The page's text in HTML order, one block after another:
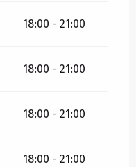
18:00 - 21:00
18:00 - 21:00
18:00 - 21:00
18:00 - 21:00